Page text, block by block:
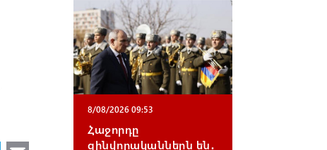
8/08/2026 09:53
Հաջորդը
զինվորականներն են․